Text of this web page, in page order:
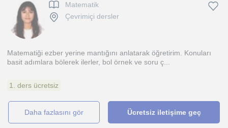
Matematik
Çevrimiçi dersler
Matematiği ezber yerine mantığını anlatarak öğretirim. Konuları
basit adımlara bölerek ilerler, bol örnek ve soru ç...
1. ders ücretsiz
daha fazlasını gör Ücretsiz iletişime geç